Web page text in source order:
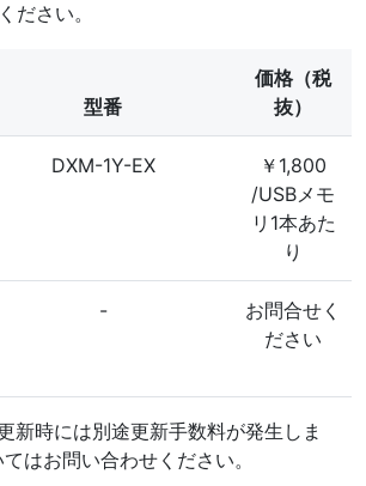
ださい。
型番
価格（税
抜）
DXM-1Y-EX
￥1,800
/USBメモ
リ1本あた
り
-
お問合せく
ださい
新時には別途更新手数料が発生しま
はお問い合わせください。